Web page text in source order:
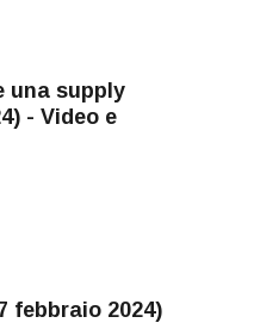
una supply
- Video e
febbraio 2024)